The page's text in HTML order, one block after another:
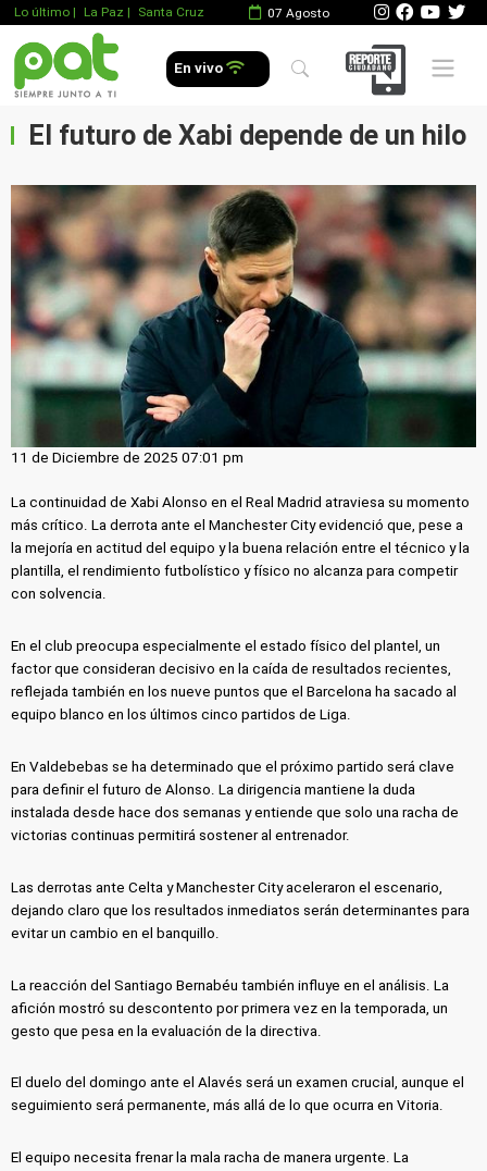
Lo último | La Paz | Santa Cruz 07 Agosto
En vivo Mobile
El futuro de Xabi depende de un hilo
11 de Diciembre de 2025 07:01 pm
La continuidad de Xabi Alonso en el Real Madrid atraviesa su momento
más crítico. La derrota ante el Manchester City evidenció que, pese a
la mejoría en actitud del equipo y la buena relación entre el técnico y la
plantilla, el rendimiento futbolístico y físico no alcanza para competir
con solvencia.
En el club preocupa especialmente el estado físico del plantel, un
factor que consideran decisivo en la caída de resultados recientes,
reflejada también en los nueve puntos que el Barcelona ha sacado al
equipo blanco en los últimos cinco partidos de Liga.
En Valdebebas se ha determinado que el próximo partido será clave
para definir el futuro de Alonso. La dirigencia mantiene la duda
instalada desde hace dos semanas y entiende que solo una racha de
victorias continuas permitirá sostener al entrenador.
Las derrotas ante Celta y Manchester City aceleraron el escenario,
dejando claro que los resultados inmediatos serán determinantes para
evitar un cambio en el banquillo.
La reacción del Santiago Bernabéu también influye en el análisis. La
afición mostró su descontento por primera vez en la temporada, un
gesto que pesa en la evaluación de la directiva.
El duelo del domingo ante el Alavés será un examen crucial, aunque el
seguimiento será permanente, más allá de lo que ocurra en Vitoria.
El equipo necesita frenar la mala racha de manera urgente. La